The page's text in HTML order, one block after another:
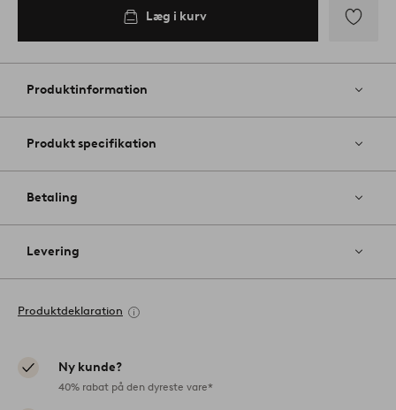
Læg i kurv
til
Produktinformation
Produkt specifikation
Betaling
Levering
Produktdeklaration
Ny kunde?
40% rabat på den dyreste vare*